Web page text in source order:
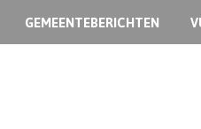
GEMEENTEBERICHTEN